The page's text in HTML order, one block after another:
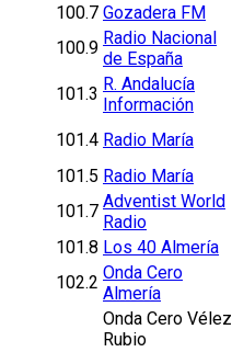
100.7 Gozadera FM
100.9 Radio Nacional
de España
101.3 R. Andalucía
Información
101.4 Radio María
101.5 Radio María
101.7 Adventist World
Radio
101.8 Los 40 Almería
102.2 Onda Cero
Almería
Onda Cero Vélez
Rubio